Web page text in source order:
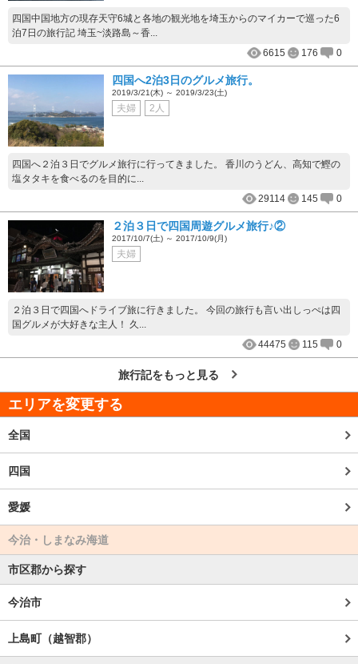
四国中国地方の現存天守6城と各地の観光地を埼玉からのマイカーで巡った6
泊7日の旅行記 埼玉~淡路島～香...
6615
176 0
四国へ2泊3日のグルメ旅行。
2019/3/21(木) ～ 2019/3/23(土)
夫婦 2人
四国へ２泊３日でグルメ旅行に行ってきました。 香川のうどん、高知で鰹の
塩タタキを食べるのを目的に...
29114
145 0
２泊３日で四国周遊グルメ旅行♪②
2017/10/7(土) ～ 2017/10/9(月)
夫婦
２泊３日で四国へドライブ旅に行きました。 今回の旅行も言い出しっぺは四
国グルメが大好きな主人！ 久...
44475
115 0
旅行記をもっと見る
エリアを変更する
全国
四国
愛媛
今治・しまなみ海道
市区郡から探す
今治市
上島町（越智郡）